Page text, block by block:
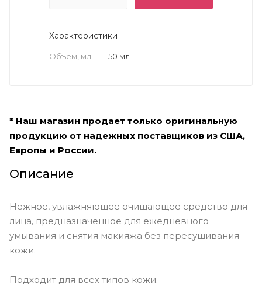
Характеристики
Объем, мл — 50 мл
* Наш магазин продает только оригинальную
продукцию от надежных поставщиков из США,
Европы и России.
Описание
Нежное, увлажняющее очищающее средство для
лица, предназначенное для ежедневного
умывания и снятия макияжа без пересушивания
кожи.
Подходит для всех типов кожи.